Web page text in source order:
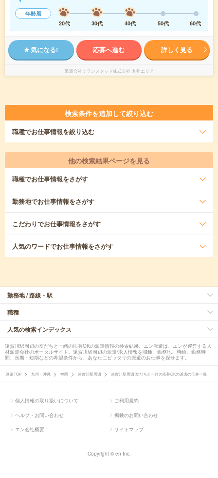
年齢層
20代
30代 40代 50代 60代
気になる! 応募へ進む 詳しく見る
派遣会社 ランスタッド株式会社 九州エリア
検索条件を追加して絞り込む
職種でお仕事情報を絞り込む
他の検索結果ページを見る
職種でお仕事情報をさがす
勤務地でお仕事情報をさがす
こだわりでお仕事情報をさがす
人気のワードでお仕事情報をさがす
勤務地 / 路線・駅
職種
人気の検索インデックス
遠賀川駅周辺の友だちと一緒の応募OKの派遣情報の検索結果。エン派遣は、エンが運営する人
材派遣会社のポータルサイト。遠賀川駅周辺の派遣/求人情報を職種、勤務地、時給、勤務時
間、長期・短期などの希望条件から、あなたにピッタリの派遣のお仕事を探せます。
派遣TOP 九州・沖縄 福岡 遠賀川駅周辺 遠賀川駅周辺 友だちと一緒の応募OKの派遣の仕事一覧
個人情報の取り扱いについて ご利用規約
ヘルプ・お問い合わせ 掲載のお問い合わせ
エン会社概要 サイトマップ
Copyright © en Inc.